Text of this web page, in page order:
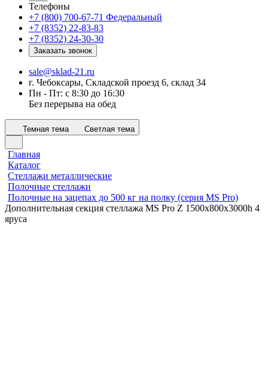
Телефоны
+7 (800) 700-67-71 Федеральный
+7 (8352) 22-83-83
+7 (8352) 24-30-30
Заказать звонок
sale@sklad-21.ru
г. Чебоксары, Складской проезд 6, склад 34
Пн - Пт: с 8:30 до 16:30
Без перерыва на обед
Темная тема Светлая тема
Главная
Каталог
Стеллажи металлические
Полочные стеллажи
Полочные на зацепах до 500 кг на полку (серия MS Pro)
Дополнительная секция стеллажа MS Pro Z 1500x800х3000h 4
яруса